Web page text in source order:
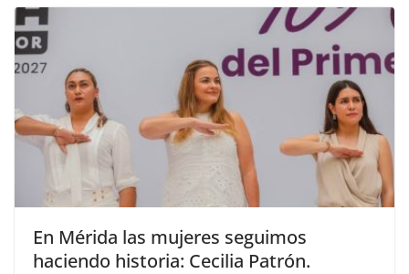
En Mérida las mujeres seguimos
haciendo historia: Cecilia Patrón.